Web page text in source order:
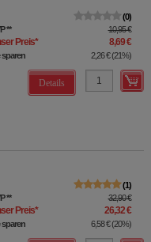
0
** 10,95 €
Preis* 8,69 €
sparen 2,26 €(21%)
Details
1
** 32,90 €
Preis* 26,32 €
sparen 6,58 €(20%)